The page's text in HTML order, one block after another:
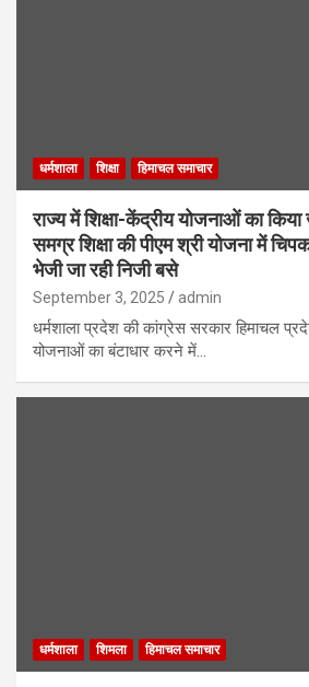
धर्मशाला शिक्षा हिमाचल समाचार
राज्य में शिक्षा-केंद्रीय योजनाओं का किया
समग्र शिक्षा की पीएम श्री योजना में
भेजी जा रही निजी बसे
September 3, 2025 admin
धर्मशाला प्रदेश की कांग्रेस सरकार हिमाचल
योजनाओं का बंटाधार करने में…
धर्मशाला शिमला हिमाचल समाचार